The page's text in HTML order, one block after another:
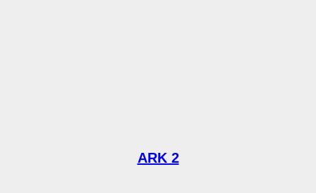
ARK 2